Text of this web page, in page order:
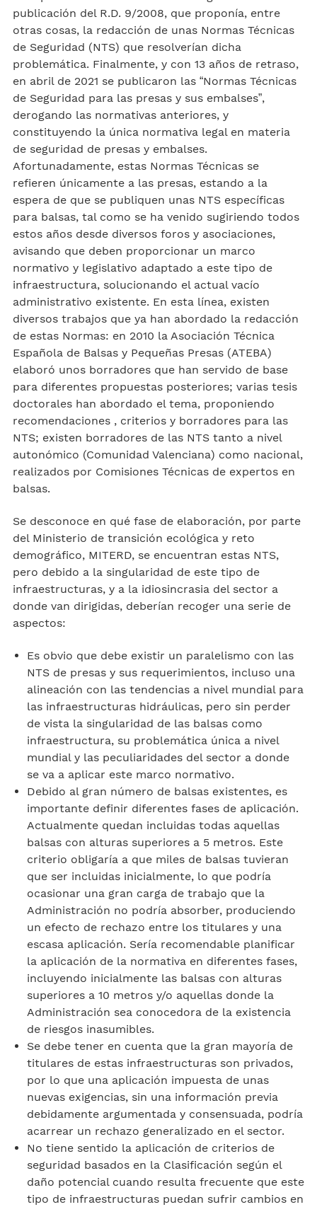
publicación del R.D. 9/2008, que proponía, entre
otras cosas, la redacción de unas Normas Técnicas
de Seguridad (NTS) que resolverían dicha
problemática. Finalmente, y con 13 años de retraso,
en abril de 2021 se publicaron las “Normas Técnicas
de Seguridad para las presas y sus embalses”,
derogando las normativas anteriores, y
constituyendo la única normativa legal en materia
de seguridad de presas y embalses.
Afortunadamente, estas Normas Técnicas se
refieren únicamente a las presas, estando a la
espera de que se publiquen unas NTS específicas
para balsas, tal como se ha venido sugiriendo todos
estos años desde diversos foros y asociaciones,
avisando que deben proporcionar un marco
normativo y legislativo adaptado a este tipo de
infraestructura, solucionando el actual vacío
administrativo existente. En esta línea, existen
diversos trabajos que ya han abordado la redacción
de estas Normas: en 2010 la Asociación Técnica
Española de Balsas y Pequeñas Presas (ATEBA)
elaboró unos borradores que han servido de base
para diferentes propuestas posteriores; varias tesis
doctorales han abordado el tema, proponiendo
recomendaciones , criterios y borradores para las
NTS; existen borradores de las NTS tanto a nivel
autonómico (Comunidad Valenciana) como nacional,
realizados por Comisiones Técnicas de expertos en
balsas.
Se desconoce en qué fase de elaboración, por parte
del Ministerio de transición ecológica y reto
demográfico, MITERD, se encuentran estas NTS,
pero debido a la singularidad de este tipo de
infraestructuras, y a la idiosincrasia del sector a
donde van dirigidas, deberían recoger una serie de
aspectos:
Es obvio que debe existir un paralelismo con las
NTS de presas y sus requerimientos, incluso una
alineación con las tendencias a nivel mundial para
las infraestructuras hidráulicas, pero sin perder
de vista la singularidad de las balsas como
infraestructura, su problemática única a nivel
mundial y las peculiaridades del sector a donde
se va a aplicar este marco normativo.
Debido al gran número de balsas existentes, es
importante definir diferentes fases de aplicación.
Actualmente quedan incluidas todas aquellas
balsas con alturas superiores a 5 metros. Este
criterio obligaría a que miles de balsas tuvieran
que ser incluidas inicialmente, lo que podría
ocasionar una gran carga de trabajo que la
Administración no podría absorber, produciendo
un efecto de rechazo entre los titulares y una
escasa aplicación. Sería recomendable planificar
la aplicación de la normativa en diferentes fases,
incluyendo inicialmente las balsas con alturas
superiores a 10 metros y/o aquellas donde la
Administración sea conocedora de la existencia
de riesgos inasumibles.
Se debe tener en cuenta que la gran mayoría de
titulares de estas infraestructuras son privados,
por lo que una aplicación impuesta de unas
nuevas exigencias, sin una información previa
debidamente argumentada y consensuada, podría
acarrear un rechazo generalizado en el sector.
No tiene sentido la aplicación de criterios de
seguridad basados en la Clasificación según el
daño potencial cuando resulta frecuente que este
tipo de infraestructuras puedan sufrir cambios en